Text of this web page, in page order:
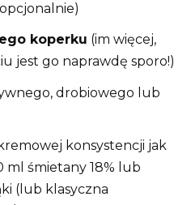
koperku (im więcej,
jest go naprawdę sporo!)
drobiowego lub
konsystencji jak
ml śmietany 18% lub
(lub klasyczna